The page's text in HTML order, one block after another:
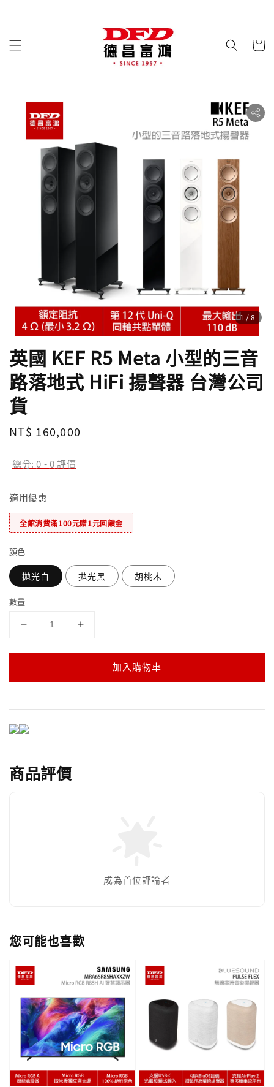
1 /8
英國 KEF R5 Meta 小型的三音
路落地式 HiFi 揚聲器 台灣公司
貨
Regular
NT$ 160,000
總分:0 -0評價
適用優惠
全館消費滿100元贈1元回饋金
顏色
拋光白 拋光黑 胡桃木
數量
加入購物車
商品評價
成為首位評論者
您可能也喜歡